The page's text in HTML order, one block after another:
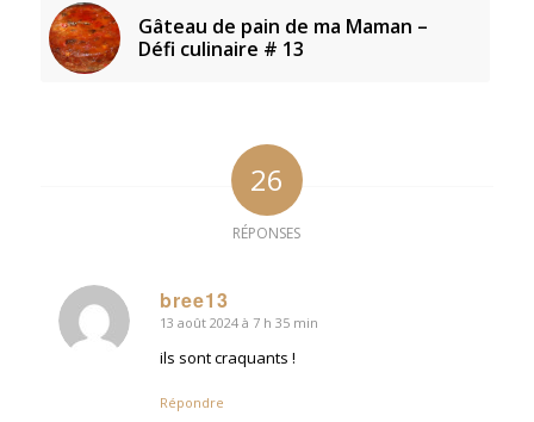
Gâteau de pain de ma Maman –
Défi culinaire # 13
26
RÉPONSES
bree13
dit
13 août 2024 à 7 h 35 min
ils sont craquants !
Répondre